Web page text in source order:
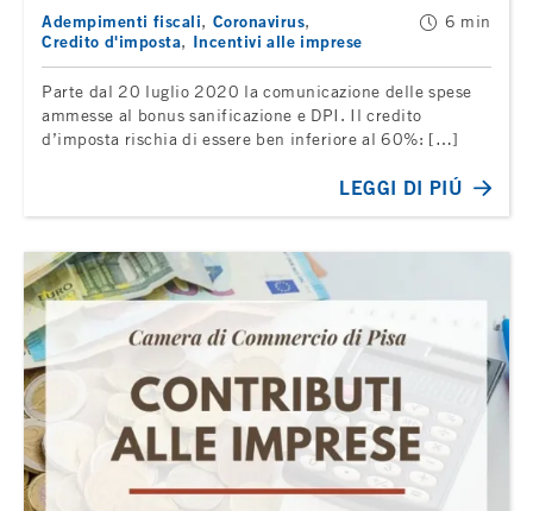
Adempimenti fiscali
Coronavirus
Credito d'imposta
Incentivi alle imprese
6 min
Parte dal 20 luglio 2020 la comunicazione delle spese
ammesse al bonus sanificazione e DPI. Il credito
d’imposta rischia di essere ben inferiore al 60%: […]
LEGGI DI PIÚ